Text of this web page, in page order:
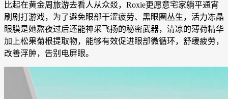
比起在黄金周旅游去看人从众㸚，Roxie更愿意宅家躺平通宵
刷剧打游戏，为了避免眼部干涩疲劳、黑眼圈丛生，活力冻晶
眼膜是她熬夜过后还能神采飞扬的秘密武器，清凉的薄荷精华
加上松果菊根提取物，能够有效促进眼部微循环，舒缓疲劳，
改善浮肿，告别电屏眼。